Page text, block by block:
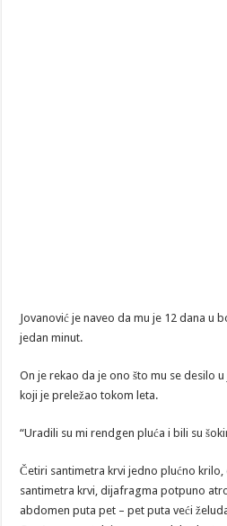
Jovanović je naveo da mu je 12 dana u
jedan minut.
On je rekao da je ono što mu se desilo
koji je preležao tokom leta.
“Uradili su mi rendgen pluća i bili su
Četiri santimetra krvi jedno plućno
santimetra krvi, dijafragma potpuno
abdomen puta pet – pet puta veći